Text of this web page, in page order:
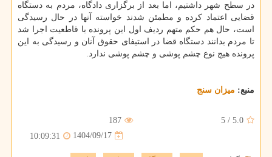
در سطح شهر داشتیم، اما بعد از برگزاری دادگاه، مردم به دستگاه
قضایی اعتماد کرده و مطمئن شدند خواسته آنها در حال رسیدگی
است، حال هم حکم متهم ردیف اول این پرونده با قاطعیت اجرا شد
تا مردم بدانند دستگاه قضا در استیفای حقوق آنان و رسیدگی به این
پرونده هیچ نوع چشم پوشی و چشم پوشی ندارد.
منبع: میزان سنج
5.0
/
5
187
1404/09/17
10:09:31